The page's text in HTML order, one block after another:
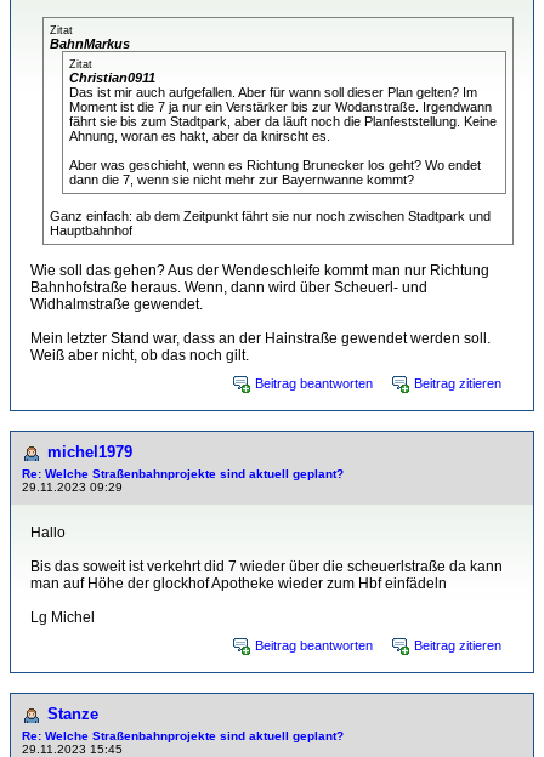
Zitat
BahnMarkus
Zitat
Christian0911
Das ist mir auch aufgefallen. Aber für wann soll dieser Plan gelten? Im
Moment ist die 7 ja nur ein Verstärker bis zur Wodanstraße. Irgendwann
fährt sie bis zum Stadtpark, aber da läuft noch die Planfeststellung. Keine
Ahnung, woran es hakt, aber da knirscht es.
Aber was geschieht, wenn es Richtung Brunecker los geht? Wo endet
dann die 7, wenn sie nicht mehr zur Bayernwanne kommt?
Ganz einfach: ab dem Zeitpunkt fährt sie nur noch zwischen Stadtpark und
Hauptbahnhof
Wie soll das gehen? Aus der Wendeschleife kommt man nur Richtung
Bahnhofstraße heraus. Wenn, dann wird über Scheuerl- und
Widhalmstraße gewendet.
Mein letzter Stand war, dass an der Hainstraße gewendet werden soll.
Weiß aber nicht, ob das noch gilt.
Beitrag beantworten Beitrag zitieren
michel1979
Re: Welche Straßenbahnprojekte sind aktuell geplant?
29.11.2023 09:29
Hallo
Bis das soweit ist verkehrt did 7 wieder über die scheuerlstraße da kann
man auf Höhe der glockhof Apotheke wieder zum Hbf einfädeln
Lg Michel
Beitrag beantworten Beitrag zitieren
Stanze
Re: Welche Straßenbahnprojekte sind aktuell geplant?
29.11.2023 15:45